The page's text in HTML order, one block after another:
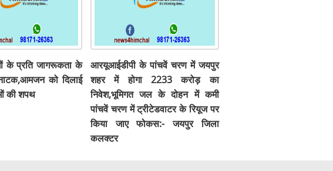
के प्रति जागरूकता के
को दिलाई
की शपथ
आरयूआईडीपी के पांचवें चरण में जयपुर
शहर में होगा 2233 करोड़ का
निवेश,भूमिगत जल के दोहन में कमी
पांचवें चरण में ट्रीटेडवाटर के रियूज पर
किया जाए फोकस:- जयपुर जिला
कलक्टर